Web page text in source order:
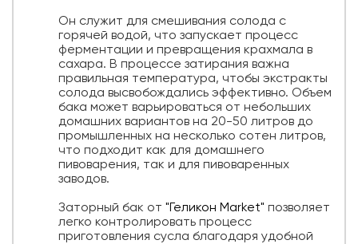
Он служит для смешивания солода с
горячей водой, что запускает процесс
ферментации и превращения крахмала в
сахара. В процессе затирания важна
правильная температура, чтобы экстракты
солода высвобождались эффективно. Объем
бака может варьироваться от небольших
домашних вариантов на 20-50 литров до
промышленных на несколько сотен литров,
что подходит как для домашнего
пивоварения, так и для пивоваренных
заводов.
Заторный бак от "Геликон Market" позволяет
легко контролировать процесс
приготовления сусла благодаря удобной